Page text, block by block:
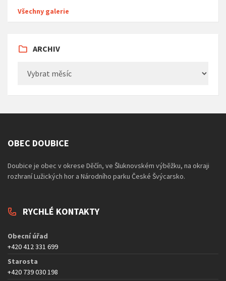
Všechny galerie
ARCHIV
OBEC DOUBICE
Doubice je obec v okrese Děčín, ve Šluknovském výběžku, na okraji
rozhraní Lužických hor a Národního parku České Švýcarsko.
RYCHLÉ KONTAKTY
Obecní úřad
+420 412 331 699
Starosta
+420 739 030 198